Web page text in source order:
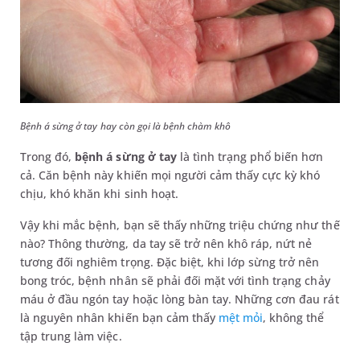
Bệnh á sừng ở tay hay còn gọi là bệnh chàm khô
Trong đó, bệnh á sừng ở tay là tình trạng phổ biến hơn
cả. Căn bệnh này khiến mọi người cảm thấy cực kỳ khó
chịu, khó khăn khi sinh hoạt.
Vậy khi mắc bệnh, bạn sẽ thấy những triệu chứng như thế
nào? Thông thường, da tay sẽ trở nên khô ráp, nứt nẻ
tương đối nghiêm trọng. Đặc biệt, khi lớp sừng trở nên
bong tróc, bệnh nhân sẽ phải đối mặt với tình trạng chảy
máu ở đầu ngón tay hoặc lòng bàn tay. Những cơn đau rát
là nguyên nhân khiến bạn cảm thấy mệt mỏi, không thể
tập trung làm việc.